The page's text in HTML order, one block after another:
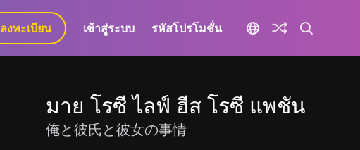
GaLa+
ลงทะเบียน เข้าสู่ระบบ รหัสโปรโมชั่น
มาย โรซี ไลฟ์ ฮีส โรซี แพชัน
俺と彼氏と彼女の事情